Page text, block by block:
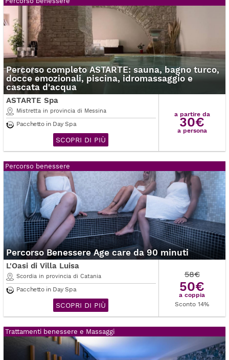
Percorso completo ASTARTE: sauna, bagno turco,
docce emozionali, piscina, idromassaggio e
cascata d'acqua
ASTARTE Spa
Mistretta in provincia di Messina
Pacchetto in Day Spa
SCOPRI DI PIÙ
a partire da
30€
a persona
Percorso benessere
Percorso Benessere Age care da 90 minuti
L'Oasi di Villa Luisa
Scordia in provincia di Catania
Pacchetto in Day Spa
SCOPRI DI PIÙ
58€
50€
a coppia
Sconto 14%
Trattamenti benessere e Massaggi